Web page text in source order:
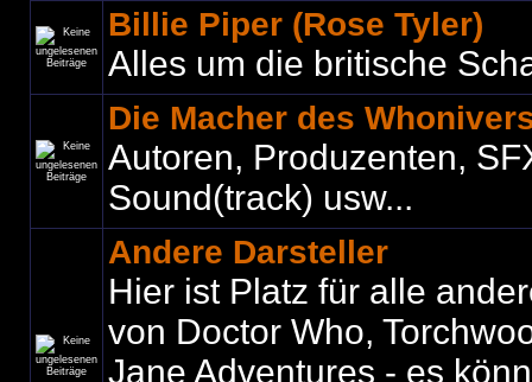
Billie Piper (Rose Tyler)
Alles um die britische
Die Macher des
Autoren, Produzenten,
Sound(track) usw...
Andere Darsteller
Hier ist Platz für alle
von Doctor Who,
Jane Adventures - es